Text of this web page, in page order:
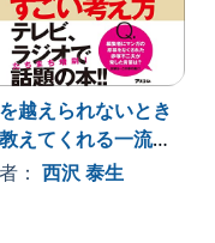
会い、現在は日本
組織に優しさを根
す。
越えられないとき
えてくれる一流の
すごい考え方
： 西沢 泰生